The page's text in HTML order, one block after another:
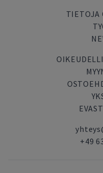
TIETOJA
+49